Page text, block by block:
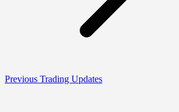
Previous Trading Updates